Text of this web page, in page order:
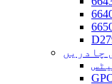
چادریں